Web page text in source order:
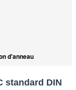
d'anneau
standard DIN